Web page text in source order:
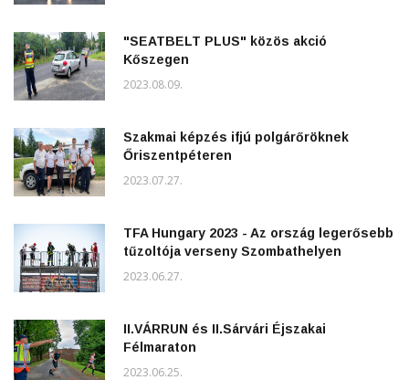
"SEATBELT PLUS" közös akció
Kőszegen
2023.08.09.
Szakmai képzés ifjú polgárőröknek
Őriszentpéteren
2023.07.27.
TFA Hungary 2023 - Az ország legerősebb
tűzoltója verseny Szombathelyen
2023.06.27.
II.VÁRRUN és II.Sárvári Éjszakai
Félmaraton
2023.06.25.